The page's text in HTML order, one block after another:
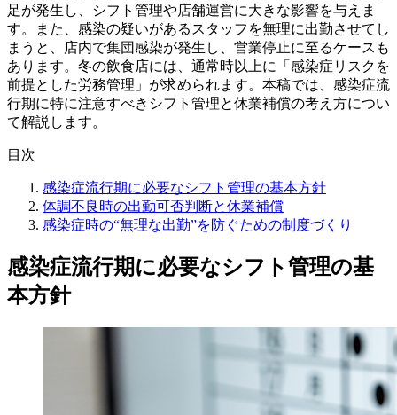
足が発生し、シフト管理や店舗運営に大きな影響を与えま
す。また、感染の疑いがあるスタッフを無理に出勤させてし
まうと、店内で集団感染が発生し、営業停止に至るケースも
あります。冬の飲食店には、通常時以上に「感染症リスクを
前提とした労務管理」が求められます。本稿では、感染症流
行期に特に注意すべきシフト管理と休業補償の考え方につい
て解説します。
目次
感染症流行期に必要なシフト管理の基本方針
体調不良時の出勤可否判断と休業補償
感染症時の“無理な出勤”を防ぐための制度づくり
感染症流行期に必要なシフト管理の基
本方針